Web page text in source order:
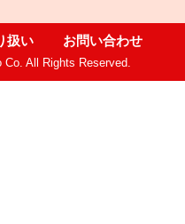
扱い お問い合わせ
All Rights Reserved.